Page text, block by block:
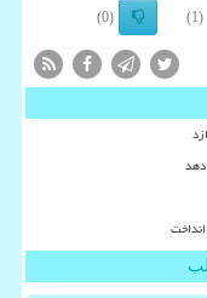
(1)
(0)